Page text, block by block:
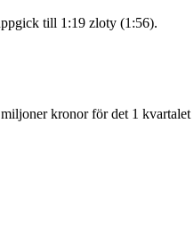
till 1:19 zloty (1:56).
kronor för det 1